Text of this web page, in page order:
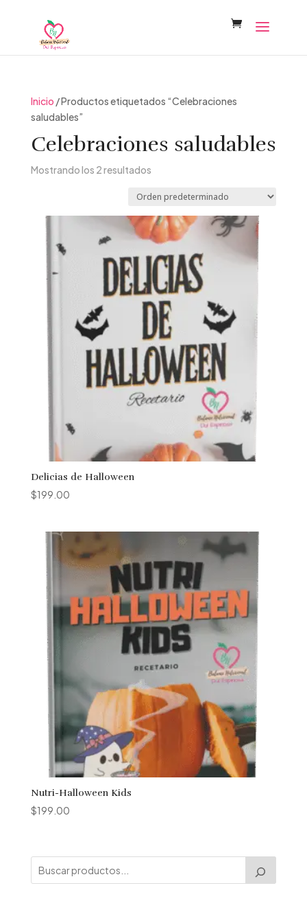
Inicio / Productos etiquetados “Celebraciones
saludables”
Celebraciones saludables
Mostrando los 2 resultados
Delicias de Halloween
$199.00
Nutri-Halloween Kids
$199.00